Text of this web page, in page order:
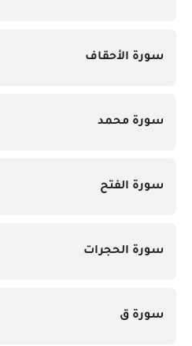
سورة الأحقاف
سورة محمد
سورة الفتح
سورة الحجرات
سورة ق